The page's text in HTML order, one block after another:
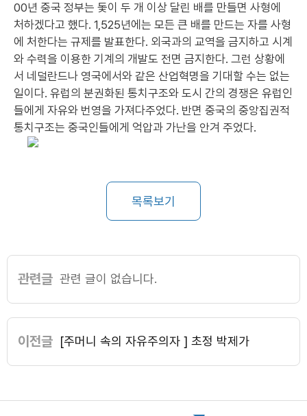
00년 중국 정부는 돛이 두 개 이상 달린 배를 만들면 사형에
처하겠다고 했다. 1,525년에는 모든 큰 배를 만드는 자를 사형
에 처한다는 규제를 발표한다. 외국과의 교역을 금지하고 시계
와 수력을 이용한 기계의 개발도 전면 금지한다. 그런 상황에
서 네덜란드나 영국에서와 같은 산업혁명을 기대할 수는 없는
일이다. 유럽의 분권화된 통치구조와 도시 간의 경쟁은 유럽인
들에게 자유와 번영을 가져다주었다. 반면 중국의 중앙집권적
통치구조는 중국인들에게 억압과 가난을 안겨 주었다.
목록보기
관련글 관련 글이 없습니다.
이전글 [주머니 속의 자유주의자 ] 초정 박제가